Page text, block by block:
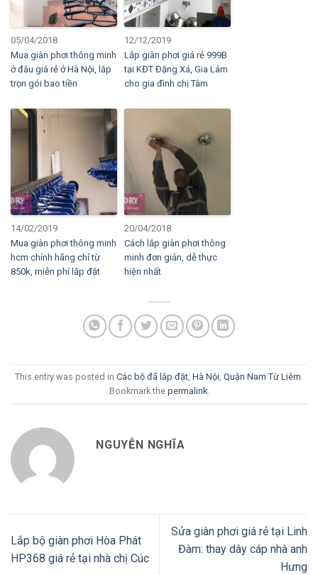
05/04/2018
Mua giàn phơi thông minh
ở đâu giá rẻ ở Hà Nội, lắp
trọn gói bao tiền
12/12/2019
Lắp giàn phơi giá rẻ 999B
tại KĐT Đặng Xá, Gia Lâm
cho gia đình chị Tâm
14/02/2019
Mua giàn phơi thông minh
hcm chính hãng chỉ từ
850k, miễn phí lắp đặt
20/04/2018
Cách lắp giàn phơi thông
minh đơn giản, dễ thực
hiện nhất
This entry was posted in Các bộ đã lắp đặt Hà Nội Quận Nam Từ Liêm
Bookmark the permalink.
NGUYỄN NGHĨA
Lắp bộ giàn phơi Hòa Phát
HP368 giá rẻ tại nhà chị Cúc
Sửa giàn phơi giá rẻ tại Linh
Đàm: thay dây cáp nhà anh
Hưng